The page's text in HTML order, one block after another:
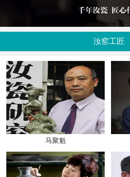
汝窑工匠
马聚魁